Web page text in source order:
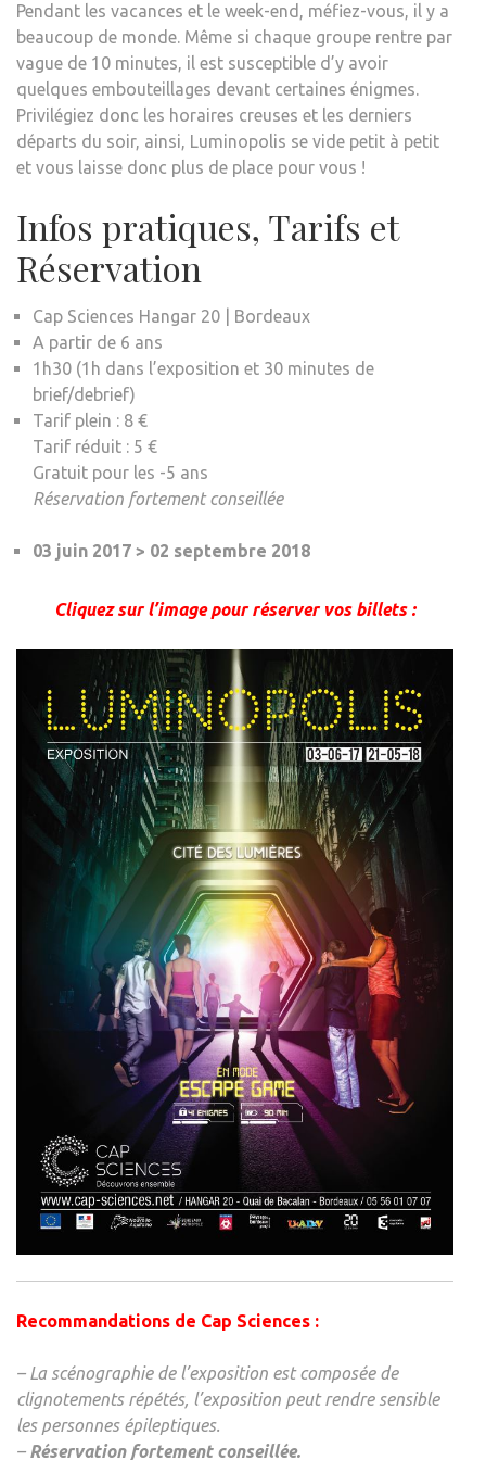
Pendant les vacances et le week-end, méfiez-vous, il y a
beaucoup de monde. Même si chaque groupe rentre par
vague de 10 minutes, il est susceptible d’y avoir
quelques embouteillages devant certaines énigmes.
Privilégiez donc les horaires creuses et les derniers
départs du soir, ainsi, Luminopolis se vide petit à petit
et vous laisse donc plus de place pour vous !
Infos pratiques, Tarifs et
Réservation
Cap Sciences Hangar 20 | Bordeaux
A partir de 6 ans
1h30 (1h dans l’exposition et 30 minutes de
brief/debrief)
Tarif plein : 8 €
Tarif réduit : 5 €
Gratuit pour les -5 ans
Réservation fortement conseillée
03 juin 2017 > 02 septembre 2018
Cliquez sur l’image pour réserver vos billets :
Recommandations de Cap Sciences :
– La scénographie de l’exposition est composée de
clignotements répétés, l’exposition peut rendre sensible
les personnes épileptiques.
– Réservation fortement conseillée.